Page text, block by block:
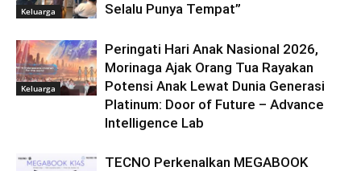
Keluarga
Selalu Punya Tempat”
Keluarga
Peringati Hari Anak Nasional 2026,
Morinaga Ajak Orang Tua Rayakan
Potensi Anak Lewat Dunia Generasi
Platinum: Door of Future – Advance
Intelligence Lab
TECNO Perkenalkan MEGABOOK